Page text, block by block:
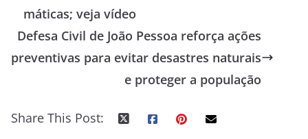
máticas; veja vídeo
Defesa Civil de João Pessoa reforça ações
preventivas para evitar desastres naturais
e proteger a população
Share This Post: